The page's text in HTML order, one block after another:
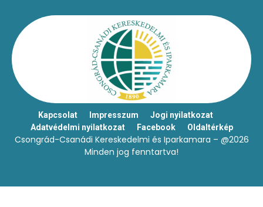
Kapcsolat Impresszum
Jogi nyilatkozat
Adatvédelmi nyilatkozat
Facebook Oldaltérkép
Csongrád-Csanádi Kereskedelmi és Iparkamara – @2026
Minden jog fenntartva!